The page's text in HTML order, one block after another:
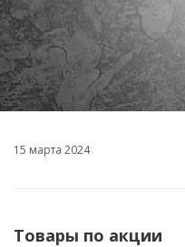
15 марта 2024
Товары по акции